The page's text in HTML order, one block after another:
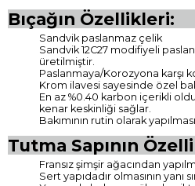
Bıçağın Özellikleri:
Sandvik paslanmaz çelik
Sandvik 12C27 modifiyeli
üretilmiştir.
Paslanmaya/Korozyona karşı
Krom ilavesi sayesinde özel
En az %0.40 karbon içerikli
kenar keskinliği sağlar.
Bakımının rutin olarak
Tutma Sapının
Fransız şimşir ağacından
Sert yapıdadır olmasının yanı